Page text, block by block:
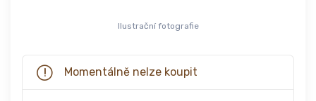
Ilustrační fotografie
Momentálně nelze koupit